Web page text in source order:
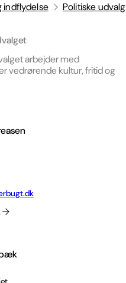
indflydelse Politiske udvalg
arbejder med
vedrørende kultur, fritid og